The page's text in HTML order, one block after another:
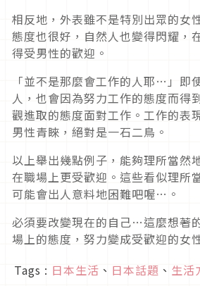
相反地，外表雖不是特別出眾的女
態度也很好，自然人也變得閃耀，
得受男性的歡迎。
「並不是那麼會工作的人耶…」即
人，也會因為努力工作的態度而得
觀進取的態度面對工作。工作的表
男性青睞，絕對是一石二鳥。
以上舉出幾點例子，能夠理所當然
在職場上更受歡迎。這些看似理所
可能會出人意料地困難吧喔…。
必須要改變現在的自己…這麼想著
場上的態度，努力變成受歡迎的女
Tags : 日本生活 、 日本話題 、 生活